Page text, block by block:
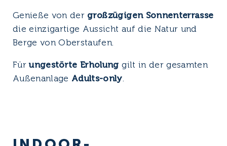
Genieße von der großzügigen Sonnenterrasse
die einzigartige Aussicht auf die Natur und
Berge von Oberstaufen.
Fürungestörte Erholung gilt in der gesamten
Außenanlage Adults-only